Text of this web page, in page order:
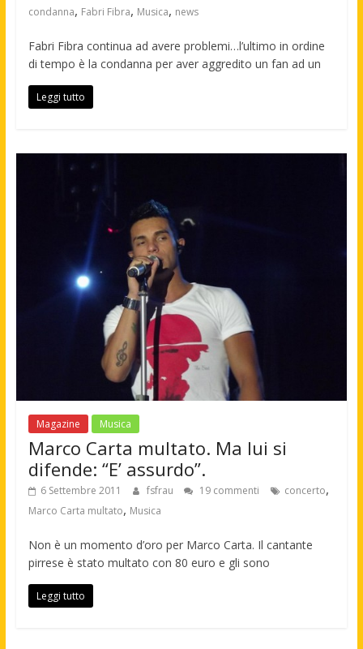
condanna, Fabri Fibra, Musica, news
Fabri Fibra continua ad avere problemi…l’ultimo in ordine
di tempo è la condanna per aver aggredito un fan ad un
Leggi tutto
Magazine Musica
Marco Carta multato. Ma lui si
difende: “E’ assurdo”.
6 Settembre 2011 fsfrau 19 commenti concerto,
Marco Carta multato, Musica
Non è un momento d’oro per Marco Carta. Il cantante
pirrese è stato multato con 80 euro e gli sono
Leggi tutto